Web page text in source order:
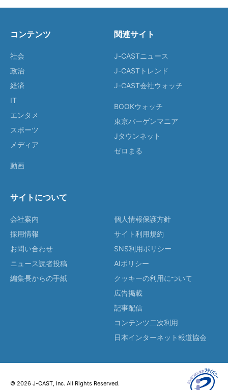
コンテンツ
社会
政治
経済
IT
エンタメ
スポーツ
メディア
動画
関連サイト
J-CASTニュース
J-CASTトレンド
J-CAST会社ウォッチ
BOOKウォッチ
東京バーゲンマニア
Jタウンネット
ゼロまる
サイトについて
会社案内
採用情報
お問い合わせ
ニュース読者投稿
編集長からの手紙
個人情報保護方針
サイト利用規約
SNS利用ポリシー
AIポリシー
クッキーの利用について
広告掲載
記事配信
コンテンツ二次利用
日本インターネット報道協会
© 2026 J-CAST, Inc. All Rights Reserved.